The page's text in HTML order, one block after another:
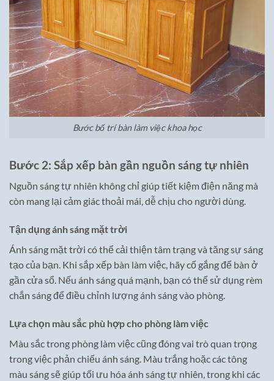
Bước bố trí bàn làm việc khoa học
Bước 2: Sắp xếp bàn gần nguồn sáng tự nhiên
Nguồn sáng tự nhiên không chỉ giúp tiết kiệm điện năng mà
còn mang lại cảm giác thoải mái, dễ chịu cho người dùng.
Tận dụng ánh sáng mặt trời
Ánh sáng mặt trời có thể cải thiện tâm trạng và tăng sự sáng
tạo của bạn. Khi sắp xếp bàn làm việc, hãy cố gắng để bàn ở
gần cửa sổ. Nếu ánh sáng quá mạnh, bạn có thể sử dụng rèm
chắn sáng để điều chỉnh lượng ánh sáng vào phòng.
Lựa chọn màu sắc phù hợp cho phòng làm việc
Màu sắc trong phòng làm việc cũng đóng vai trò quan trọng
trong việc phản chiếu ánh sáng. Màu trắng hoặc các tông
màu sáng sẽ giúp tối ưu hóa ánh sáng tự nhiên, trong khi các